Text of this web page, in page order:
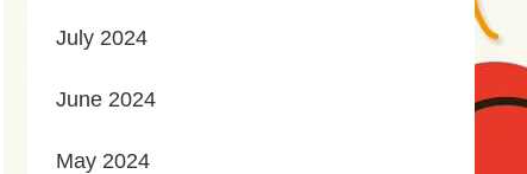
July 2024
June 2024
May 2024